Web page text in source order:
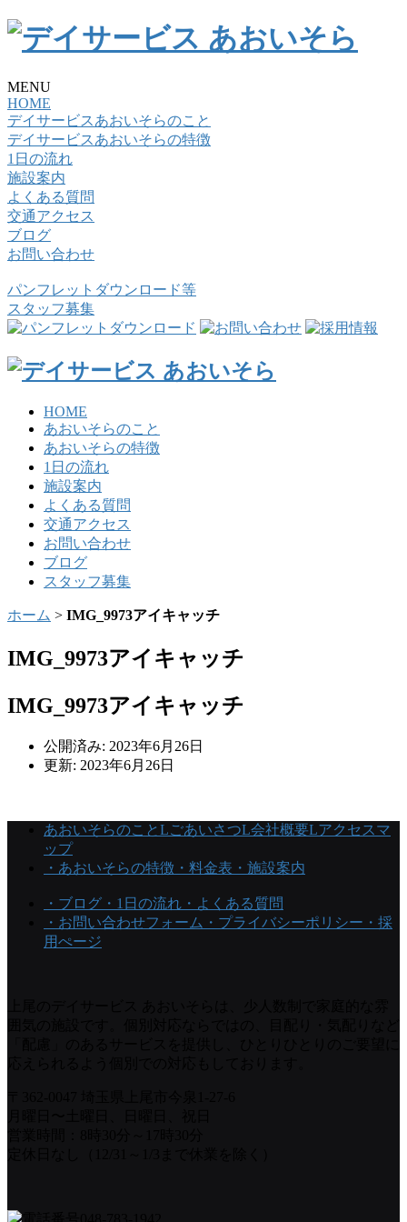
MENU
HOME
デイサービスあおいそらのこと
デイサービスあおいそらの特徴
1日の流れ
施設案内
よくある質問
交通アクセス
ブログ
お問い合わせ
パンフレットダウンロード等
スタッフ募集
HOME
あおいそらのこと
あおいそらの特徴
1日の流れ
施設案内
よくある質問
交通アクセス
お問い合わせ
ブログ
スタッフ募集
ホーム > IMG_9973アイキャッチ
IMG_9973アイキャッチ
IMG_9973アイキャッチ
公開済み: 2023年6月26日
更新: 2023年6月26日
あおいそらのことLごあいさつL会社概要Lアクセスマ
ップ
・あおいそらの特徴 ・料金表 ・施設案内
・ブログ ・1日の流れ ・よくある質問
・お問い合わせフォーム ・プライバシーポリシー ・採
用ぺージ